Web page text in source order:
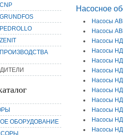
ОБОРУДОВАНИЕ
Насосное
Насосы
Насосы
Насосы
Насосы
Насосы
Насосы
Насосы
Насосы
Насосы
Насосы
Насосы
Насосы